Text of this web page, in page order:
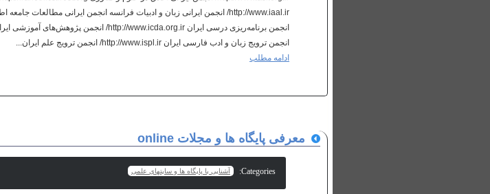
انجمن ترویج زبان و ادب فارسی ایران http://www.ispl.ir/ انجمن ترویج علم ایران...
ادامه مطلب
معرفی پایگاه ها و مجلات online
Categories:
آشنایی با پایگاه ها و سایتهای علمی